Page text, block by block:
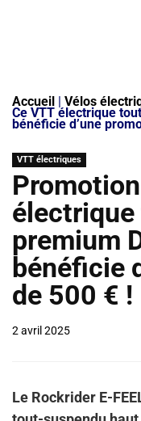
Accueil | Vélos
Ce VTT électrique
bénéficie d’une
VTT électriques
premium
bénéficie
de 500 € !
2 avril 2025
Le Rockrider E-